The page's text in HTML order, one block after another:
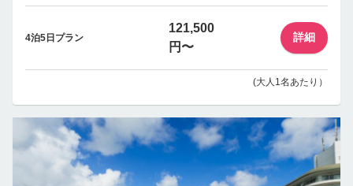
4泊5日プラン
121,500
円〜
詳細
(大人1名あたり）